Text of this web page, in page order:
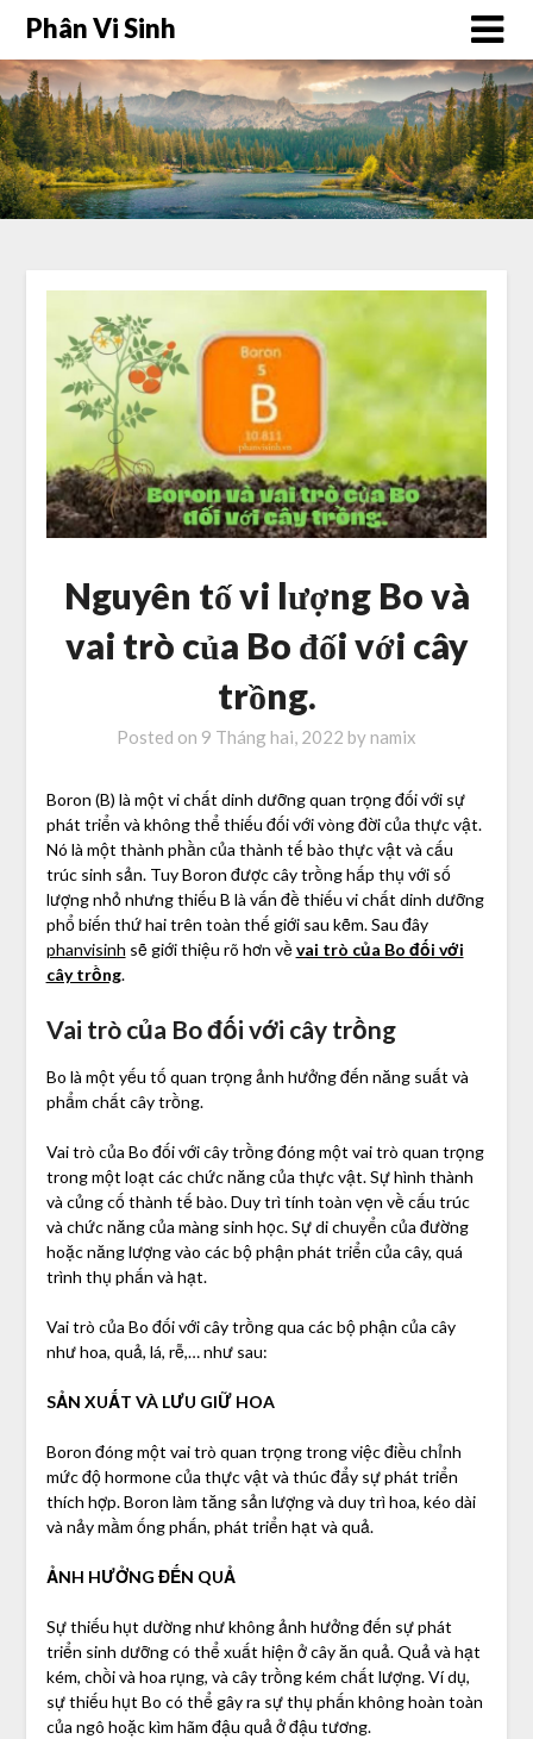
Phân Vi Sinh
Nguyên tố vi lượng Bo và
vai trò của Bo đối với cây
trồng.
Posted on 9 Tháng hai, 2022 by namix
Boron (B) là một vi chất dinh dưỡng quan trọng đối với sự
phát triển và không thể thiếu đối với vòng đời của thực vật.
Nó là một thành phần của thành tế bào thực vật và cấu
trúc sinh sản. Tuy Boron được cây trồng hấp thụ với số
lượng nhỏ nhưng thiếu B là vấn đề thiếu vi chất dinh dưỡng
phổ biến thứ hai trên toàn thế giới sau kẽm. Sau đây
phanvisinh sẽ giới thiệu rõ hơn vềvai trò của Bo đối với
cây trồng.
Vai trò của Bo đối với cây trồng
Bo là một yếu tố quan trọng ảnh hưởng đến năng suất và
phẩm chất cây trồng.
Vai trò của Bo đối với cây trồng đóng một vai trò quan trọng
trong một loạt các chức năng của thực vật. Sự hình thành
và củng cố thành tế bào. Duy trì tính toàn vẹn về cấu trúc
và chức năng của màng sinh học. Sự di chuyển của đường
hoặc năng lượng vào các bộ phận phát triển của cây, quá
trình thụ phấn và hạt.
Vai trò của Bo đối với cây trồng qua các bộ phận của cây
như hoa, quả, lá, rễ,… như sau:
SẢN XUẤT VÀ LƯU GIỮ HOA
Boron đóng một vai trò quan trọng trong việc điều chỉnh
mức độ hormone của thực vật và thúc đẩy sự phát triển
thích hợp. Boron làm tăng sản lượng và duy trì hoa, kéo dài
và nảy mầm ống phấn, phát triển hạt và quả.
ẢNH HƯỞNG ĐẾN QUẢ
Sự thiếu hụt dường như không ảnh hưởng đến sự phát
triển sinh dưỡng có thể xuất hiện ở cây ăn quả. Quả và hạt
kém, chồi và hoa rụng, và cây trồng kém chất lượng. Ví dụ,
sự thiếu hụt Bo có thể gây ra sự thụ phấn không hoàn toàn
của ngô hoặc kìm hãm đậu quả ở đậu tương.